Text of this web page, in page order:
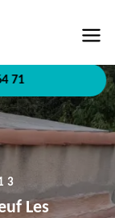
71
Les